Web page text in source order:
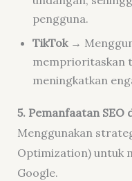
pengguna.
TikTok→
memprioritaskan
meningkatkan
5. Pemanfaatan
Menggunakan
Optimization) untuk
Google.